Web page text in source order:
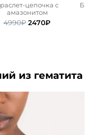
цепочка с
амазонитом
4990₽ Первоначальная
2470₽
из гематита